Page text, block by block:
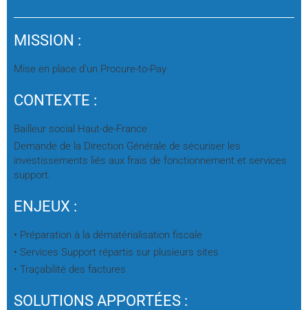
MISSION :
Mise en place d’un Procure-to-Pay
CONTEXTE :
Bailleur social Haut-de-France
Demande de la Direction Générale de sécuriser les
investissements liés aux frais de fonctionnement et services
support.
ENJEUX :
• Préparation à la dématérialisation fiscale
• Services Support répartis sur plusieurs sites
• Traçabilité des factures
SOLUTIONS APPORTÉES :